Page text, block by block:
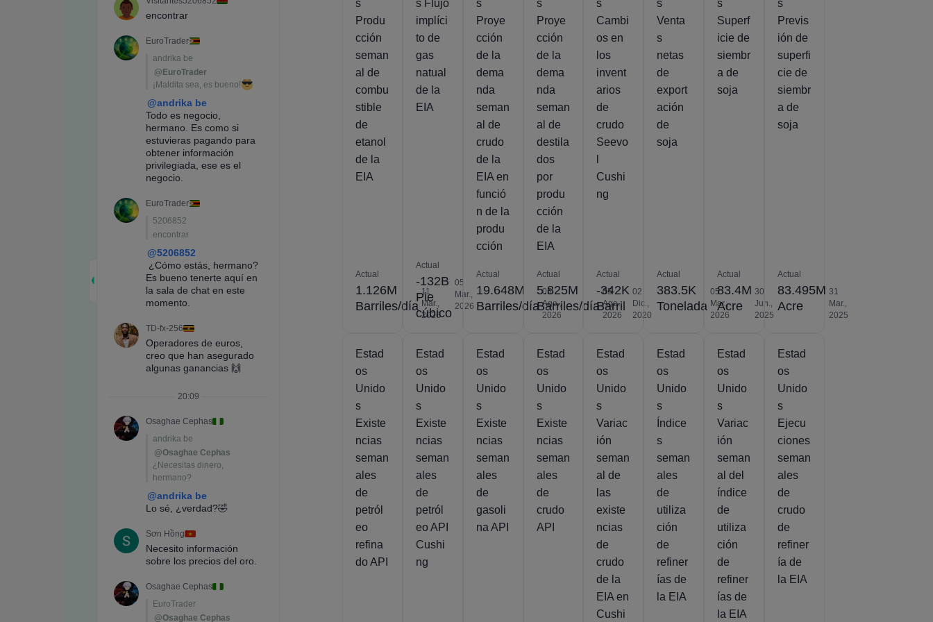
s
Produ
cción
seman
al de
combu
stible
de
etanol
de la
EIA
Actual
1.126M
Barriles/día
11
Mar.,
2026
s Flujo
implíci
to de
gas
natual
de la
EIA
Actual
-132B
Pie
cúbico
05
Mar.,
2026
s
Proye
cción
de la
dema
nda
seman
al de
crudo
de la
EIA en
funció
n de la
produ
cción
Actual
19.648M
Barriles/día
05
Ago.,
2026
s
Proye
cción
de la
dema
nda
seman
al de
destila
dos
por
produ
cción
de la
EIA
Actual
5.825M
Barriles/día
05
Ago.,
2026
s
Cambi
os en
los
invent
arios
de
crudo
Seevo
Cushi
ng
Actual
-342K
Barril
02
Dic.,
2020
s
Venta
s
netas
de
export
ación
de
soja
Actual
383.5K
Tonelada
05
Mar.,
2026
s
Superf
icie de
siembr
a de
soja
Actual
83.4M
Acre
30
Jun.,
2025
s
Previs
ión de
superfi
cie de
siembr
a de
soja
Actual
83.495M
Acre
31
Mar.,
2025
Estad
os
Unido
s
Existe
ncias
seman
ales
de
petról
eo
refina
do API
Estad
os
Unido
s
Existe
ncias
seman
ales
de
petról
eo API
Cushi
ng
Estad
os
Unido
s
Existe
ncias
seman
ales
de
gasoli
na API
Estad
os
Unido
s
Existe
ncias
seman
ales
de
crudo
API
Estad
os
Unido
s
Variac
ión
seman
al de
las
existe
ncias
de
crudo
de la
EIA en
Cushi
Estad
os
Unido
s
Índice
s
seman
ales
de
utiliza
ción
de
refiner
ías de
la EIA
Estad
os
Unido
s
Variac
ión
seman
al del
índice
de
utiliza
ción
de
refiner
ías de
la EIA
Estad
os
Unido
s
Ejecu
ciones
seman
ales
de
crudo
de
refiner
ía de
la EIA